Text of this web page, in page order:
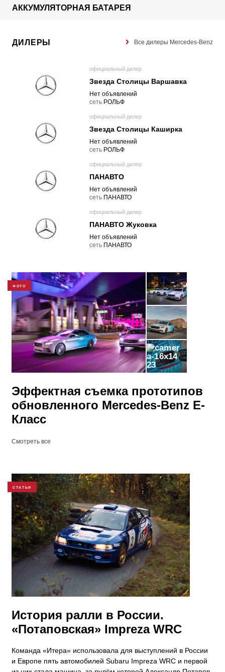
АККУМУЛЯТОРНАЯ БАТАРЕЯ
ДИЛЕРЫ Все дилеры Mercedes-Benz
официальный дилер
Звезда Столицы Варшавка
Нет объявлений
cеть РОЛЬФ
официальный дилер
Звезда Столицы Каширка
Нет объявлений
cеть РОЛЬФ
официальный дилер
ПАНАВТО
Нет объявлений
cеть ПАНАВТО
официальный дилер
ПАНАВТО Жуковка
Нет объявлений
cеть ПАНАВТО
ФОТО
23
Эффектная съемка прототипов
обновленного Mercedes-Benz E-
Класс
Смотреть все
СТАТЬИ
​История ралли в России.
«Потаповская» Impreza WRC
Команда «Итера» использовала для выступлений в России
и Европе пять автомобилей Subaru Impreza WRC и первой